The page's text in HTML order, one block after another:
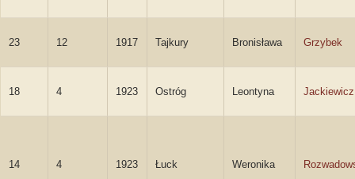
23 12 1917 Tajkury Bronisława Grzybek
18 4 1923 Ostróg Leontyna Jackiewicz
14 4 1923 Łuck Weronika